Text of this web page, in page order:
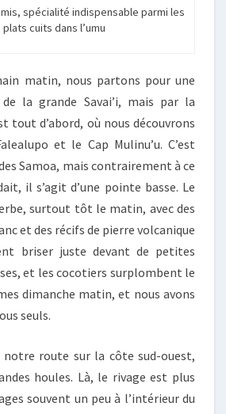
spécialité indispensable parmi les
plats cuits dans l’umu
matin, nous partons pour une
la grande Savai’i, mais par la
tout d’abord, où nous découvrons
et le Cap Mulinu’u. C’est
Samoa, mais contrairement à ce
il s’agit d’une pointe basse. Le
surtout tôt le matin, avec des
et des récifs de pierre volcanique
briser juste devant de petites
et les cocotiers surplombent le
dimanche matin, et nous avons
seuls.
notre route sur la côte sud-ouest,
houles. Là, le rivage est plus
souvent un peu à l’intérieur du